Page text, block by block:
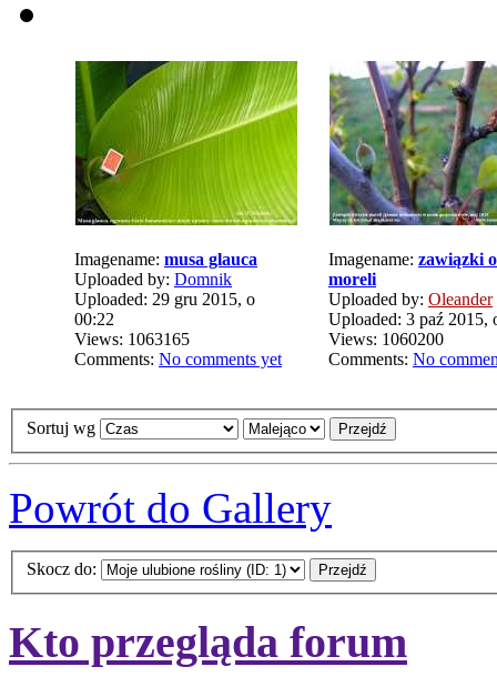
Imagename: musa glauca
Uploaded by: Domnik
Uploaded: 29 gru 2015, o
00:22
Views: 1063165
Comments: No comments yet
Imagename: zawiązki
moreli
Uploaded by: Oleander
Uploaded: 3 paź 2015,
Views: 1060200
Comments: No
Sortuj wg
Powrót do Gallery
Skocz do:
Kto przegląda forum